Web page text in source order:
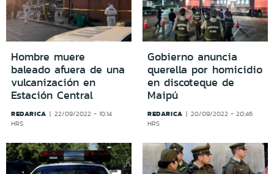
Hombre muere
baleado afuera de una
vulcanización en
Estación Central
REDARICA
22/09/2022 - 10:14
HRS
Gobierno anuncia
querella por homicidio
en discoteque de
Maipú
REDARICA
20/09/2022 - 20:46
HRS